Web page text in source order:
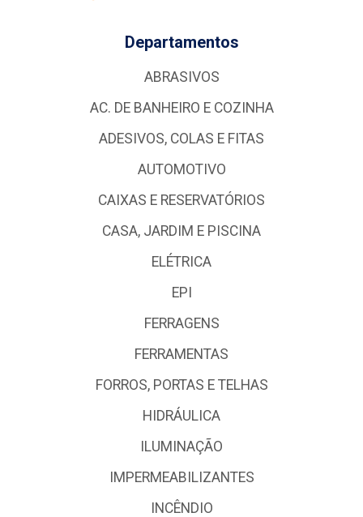
Departamentos
ABRASIVOS
AC. DE BANHEIRO E COZINHA
ADESIVOS, COLAS E FITAS
AUTOMOTIVO
CAIXAS E RESERVATÓRIOS
CASA, JARDIM E PISCINA
ELÉTRICA
EPI
FERRAGENS
FERRAMENTAS
FORROS, PORTAS E TELHAS
HIDRÁULICA
ILUMINAÇÃO
IMPERMEABILIZANTES
INCÊNDIO